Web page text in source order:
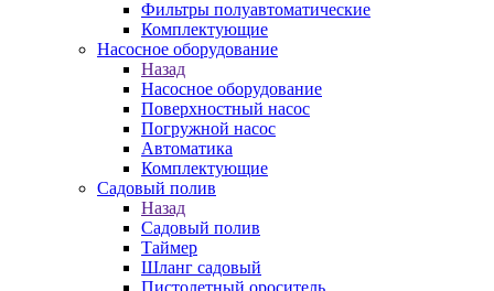
Фильтры полуавтоматические
Комплектующие
Насосное оборудование
Назад
Насосное оборудование
Поверхностный насос
Погружной насос
Автоматика
Комплектующие
Садовый полив
Назад
Садовый полив
Таймер
Шланг садовый
Пистолетный ороситель